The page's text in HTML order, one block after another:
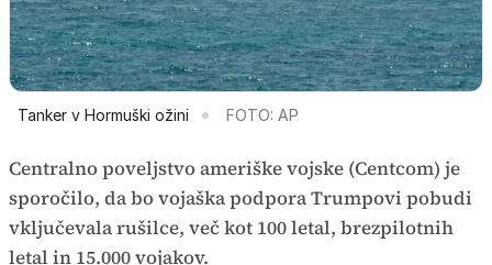
Tanker v Hormuški ožini FOTO: AP
Centralno poveljstvo ameriške vojske (Centcom) je
sporočilo, da bo vojaška podpora Trumpovi pobudi
vključevala rušilce, več kot 100 letal, brezpilotnih
letal in 15.000 vojakov.